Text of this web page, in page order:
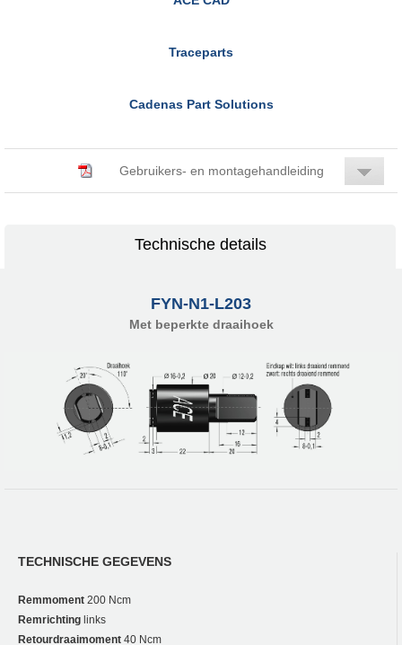
Traceparts
Cadenas Part Solutions
Gebruikers- en montagehandleiding
Technische details
FYN-N1-L203
Met beperkte draaihoek
TECHNISCHE GEGEVENS
Remmoment 200 Ncm
Remrichting links
Retourdraaimoment 40 Ncm